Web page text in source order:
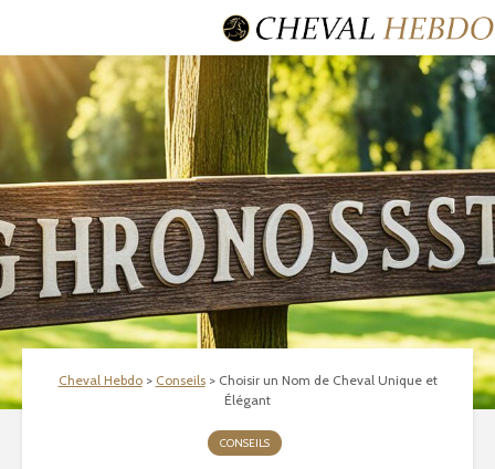
Cheval Hebdo> Conseils> Choisir un Nom de Cheval Unique et
Élégant
CONSEILS